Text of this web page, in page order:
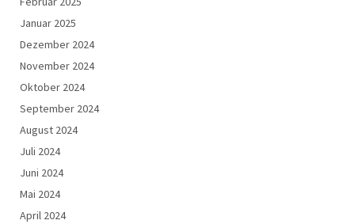
Januar 2025
Dezember 2024
November 2024
Oktober 2024
September 2024
August 2024
Juli 2024
Juni 2024
Mai 2024
April 2024